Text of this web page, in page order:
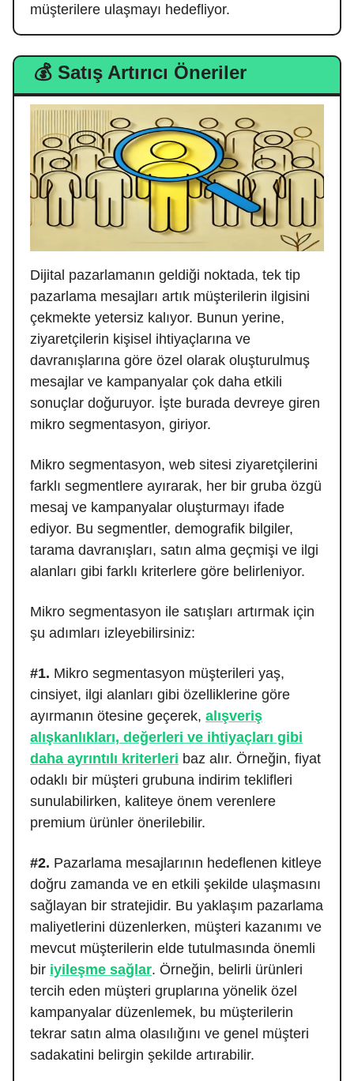
müşterilere ulaşmayı hedefliyor.
💰 Satış Artırıcı Öneriler
Dijital pazarlamanın geldiği noktada, tek tip
pazarlama mesajları artık müşterilerin ilgisini
çekmekte yetersiz kalıyor. Bunun yerine,
ziyaretçilerin kişisel ihtiyaçlarına ve
davranışlarına göre özel olarak oluşturulmuş
mesajlar ve kampanyalar çok daha etkili
sonuçlar doğuruyor. İşte burada devreye giren
mikro segmentasyon, giriyor.
Mikro segmentasyon, web sitesi ziyaretçilerini
farklı segmentlere ayırarak, her bir gruba özgü
mesaj ve kampanyalar oluşturmayı ifade
ediyor. Bu segmentler, demografik bilgiler,
tarama davranışları, satın alma geçmişi ve ilgi
alanları gibi farklı kriterlere göre belirleniyor.
Mikro segmentasyon ile satışları artırmak için
şu adımları izleyebilirsiniz:
#1. Mikro segmentasyon müşterileri yaş,
cinsiyet, ilgi alanları gibi özelliklerine göre
ayırmanın ötesine geçerek, alışveriş
alışkanlıkları, değerleri ve ihtiyaçları gibi
daha ayrıntılı kriterleri baz alır. Örneğin, fiyat
odaklı bir müşteri grubuna indirim teklifleri
sunulabilirken, kaliteye önem verenlere
premium ürünler önerilebilir.
#2. Pazarlama mesajlarının hedeflenen kitleye
doğru zamanda ve en etkili şekilde ulaşmasını
sağlayan bir stratejidir. Bu yaklaşım pazarlama
maliyetlerini düzenlerken, müşteri kazanımı ve
mevcut müşterilerin elde tutulmasında önemli
bir iyileşme sağlar. Örneğin, belirli ürünleri
tercih eden müşteri gruplarına yönelik özel
kampanyalar düzenlemek, bu müşterilerin
tekrar satın alma olasılığını ve genel müşteri
sadakatini belirgin şekilde artırabilir.